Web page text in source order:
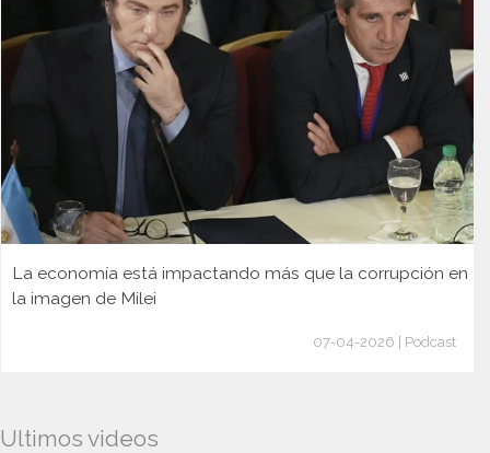
La economía está impactando más que la corrupción en
la imagen de Milei
07-04-2026 | Podcast
Ultimos videos